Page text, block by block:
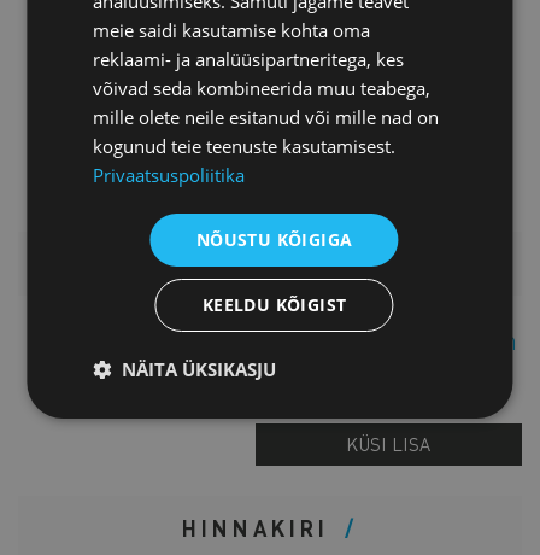
LISAINFO
Merit Fimberg-Espuch
KÜSI LISA
HINNAKIRI
meie saidi kasutamise kohta oma
reklaami- ja analüüsipartneritega, kes
võivad seda kombineerida muu teabega,
mille olete neile esitanud või mille nad on
kogunud teie teenuste kasutamisest.
Privaatsuspoliitika
NÕUSTU KÕIGIGA
KEELDU KÕIGIST
NÄITA ÜKSIKASJU